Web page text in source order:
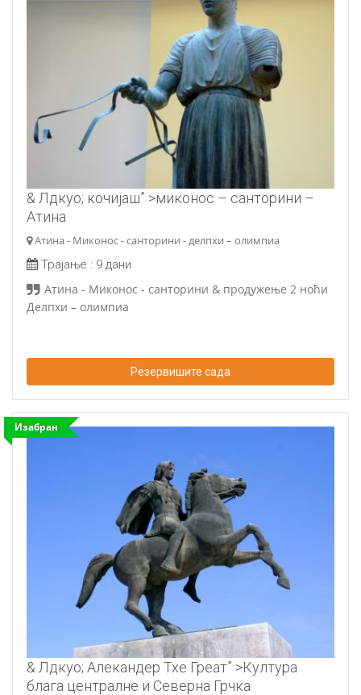
& Лдкуо; кочијаш” >миконос – санторини –
Атина
Атина - Миконос - санторини - делпхи – олимпиа
Трајање : 9 дани
Атина - Миконос - санторини & продужење 2 ноћи
Делпхи – олимпиа
Резервишите сада
Изабран
& Лдкуо; Алекандер Тхе Греат” >Култура
блага централне и Северна Грчка